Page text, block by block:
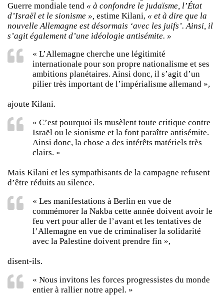
Guerre mondiale tend « à confondre le judaïsme, l’État
d’Israël et le sionisme », estime Kilani, « et à dire que la
nouvelle Allemagne est désormais ‘avec les juifs’. Ainsi, il
s’agit également d’une idéologie antisémite. »
« L’Allemagne cherche une légitimité
internationale pour son propre nationalisme et ses
ambitions planétaires. Ainsi donc, il s’agit d’un
pilier très important de l’impérialisme allemand »,
ajoute Kilani.
« C’est pourquoi ils musèlent toute critique contre
Israël ou le sionisme et la font paraître antisémite.
Ainsi donc, la chose a des intérêts matériels très
clairs. »
Mais Kilani et les sympathisants de la campagne refusent
d’être réduits au silence.
« Les manifestations à Berlin en vue de
commémorer la Nakba cette année doivent avoir le
feu vert pour aller de l’avant et les tentatives de
l’Allemagne en vue de criminaliser la solidarité
avec la Palestine doivent prendre fin »,
disent-ils.
« Nous invitons les forces progressistes du monde
entier à rallier notre appel. »